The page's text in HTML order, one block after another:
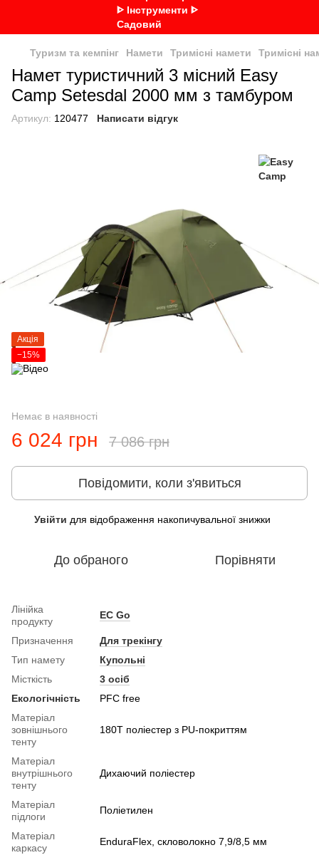
Туризм та кемпінг Намети Тримісні намети Тримісні
Намет туристичний 3 місний Easy
Camp Setesdal 2000 мм з тамбуром
Артикул: 120477 Написати відгук
Акція
−15%
Немає в наявності
6 024 грн 7 086 грн
Повідомити, коли з'явиться
Увійти для відображення накопичувальної знижки
До обраного Порівняти
Лінійка
продукту
EC Go
Призначення
Для трекінгу
Тип намету
Купольні
Місткість
3 осіб
Екологічність
PFC free
Матеріал
зовнішнього
тенту
180T поліестер з PU-покриттям
Матеріал
внутрішнього
тенту
Дихаючий поліестер
Матеріал
підлоги
Поліетилен
Матеріал
каркасу
EnduraFlex, скловолокно 7,9/8,5 мм